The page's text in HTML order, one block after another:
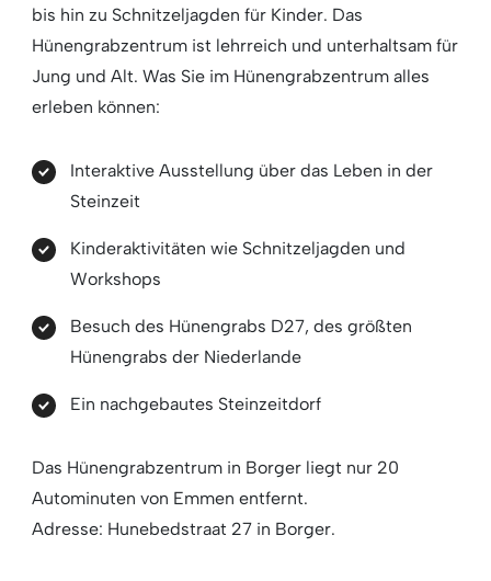
bis hin zu Schnitzeljagden für Kinder. Das
Hünengrabzentrum ist lehrreich und unterhaltsam für
Jung und Alt. Was Sie im Hünengrabzentrum alles
erleben können:
Interaktive Ausstellung über das Leben in der
Steinzeit
Kinderaktivitäten wie Schnitzeljagden und
Workshops
Besuch des Hünengrabs D27, des größten
Hünengrabs der Niederlande
Ein nachgebautes Steinzeitdorf
Das Hünengrabzentrum in Borger liegt nur 20
Autominuten von Emmen entfernt.
Adresse: Hunebedstraat 27 in Borger.